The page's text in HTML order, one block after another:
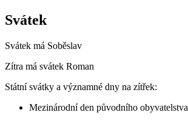
Svátek
Svátek má Soběslav
Zítra má svátek Roman
Státní svátky a významné dny na zítřek:
Mezinárodní den původního obyvatelstva